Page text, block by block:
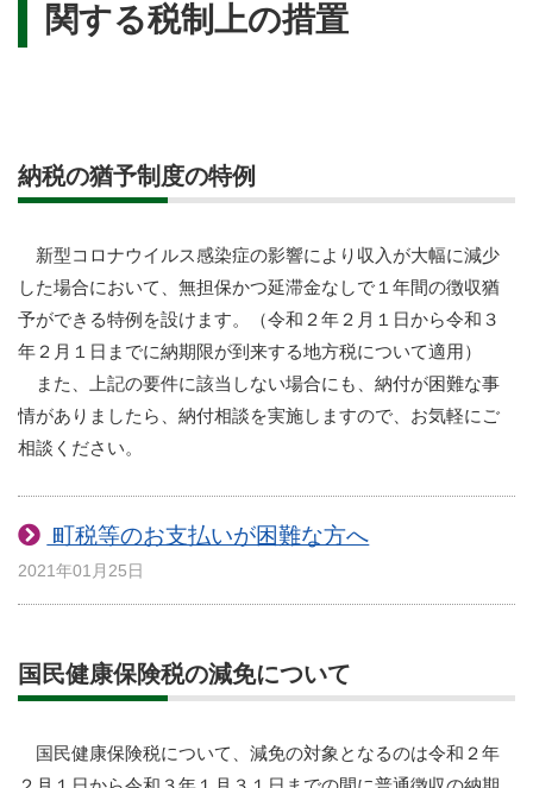
関する税制上の措置
納税の猶予制度の特例
新型コロナウイルス感染症の影響により収入が大幅に減少
した場合において、無担保かつ延滞金なしで１年間の徴収猶
予ができる特例を設けます。（令和２年２月１日から令和３
年２月１日までに納期限が到来する地方税について適用）
また、上記の要件に該当しない場合にも、納付が困難な事
情がありましたら、納付相談を実施しますので、お気軽にご
相談ください。
町税等のお支払いが困難な方へ
2021年01月25日
国民健康保険税の減免について
国民健康保険税について、減免の対象となるのは令和２年